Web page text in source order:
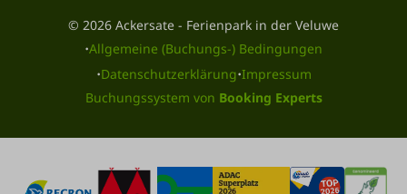
© 2026 Ackersate - Ferienpark in der Veluwe
·Allgemeine (Buchungs-) Bedingungen
·Datenschutzerklärung·Impressum
Buchungssystem von Booking Experts